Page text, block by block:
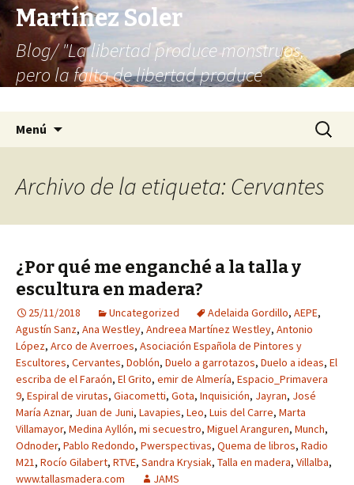
Martínez Soler
Blog/ "La libertad produce monstruos,
pero la falta de libertad produce
Menú Buscar:
Archivo de la etiqueta: Cervantes
¿Por qué me enganché a la talla y
escultura en madera?
25/11/2018 Uncategorized Adelaida Gordillo, AEPE,
Agustín Sanz, Ana Westley, Andreea Martínez Westley, Antonio
López, Arco de Averroes, Asociación Española de Pintores y
Escultores, Cervantes, Doblón, Duelo a garrotazos, Duelo a ideas, El
escriba de el Faraón, El Grito, emir de Almería, Espacio_Primavera
9, Espiral de virutas, Giacometti, Gota, Inquisición, Jayran, José
María Aznar, Juan de Juni, Lavapies, Leo, Luis del Carre, Marta
Villamayor, Medina Ayllón, mi secuestro, Miguel Aranguren, Munch,
Odnoder, Pablo Redondo, Pwerspectivas, Quema de libros, Radio
M21, Rocío Gilabert, RTVE, Sandra Krysiak, Talla en madera, Villalba,
www.tallasmadera.com
JAMS